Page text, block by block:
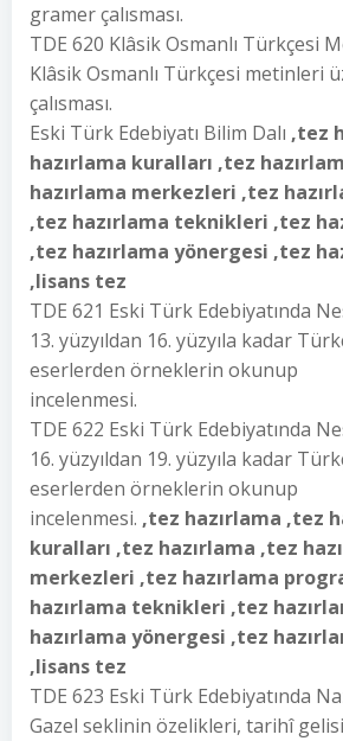
gramer çalısması.
TDE 620 Klâsik Osmanlı Türkçesi
Klâsik Osmanlı Türkçesi metinleri
çalısması.
Eski Türk Edebiyatı Bilim Dalı ,tez
hazırlama kuralları ,tez
hazırlama merkezleri ,tez
,tez hazırlama teknikleri ,tez
,tez hazırlama yönergesi ,tez
,lisans tez
TDE 621 Eski Türk Edebiyatında
13. yüzyıldan 16. yüzyıla kadar
eserlerden örneklerin okunup
incelenmesi.
TDE 622 Eski Türk Edebiyatında
16. yüzyıldan 19. yüzyıla kadar
eserlerden örneklerin okunup
incelenmesi. ,tez hazırlama ,tez
kuralları ,tez hazırlama ,tez
merkezleri ,tez hazırlama
hazırlama teknikleri ,tez
hazırlama yönergesi ,tez
,lisans tez
TDE 623 Eski Türk Edebiyatında
Gazel seklinin özelikleri, tarihî